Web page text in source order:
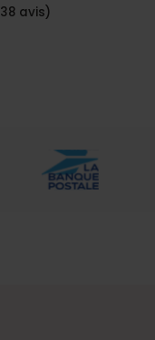
avis)